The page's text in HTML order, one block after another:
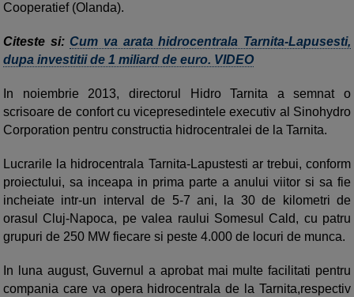
Cooperatief (Olanda).
Citeste si: Cum va arata hidrocentrala Tarnita-Lapusesti,
dupa investitii de 1 miliard de euro. VIDEO
In noiembrie 2013, directorul Hidro Tarnita a semnat o
scrisoare de confort cu vicepresedintele executiv al Sinohydro
Corporation pentru constructia hidrocentralei de la Tarnita.
Lucrarile la hidrocentrala Tarnita-Lapustesti ar trebui, conform
proiectului, sa inceapa in prima parte a anului viitor si sa fie
incheiate intr-un interval de 5-7 ani, la 30 de kilometri de
orasul Cluj-Napoca, pe valea raului Somesul Cald, cu patru
grupuri de 250 MW fiecare si peste 4.000 de locuri de munca.
In luna august, Guvernul a aprobat mai multe facilitati pentru
compania care va opera hidrocentrala de la Tarnita,respectiv